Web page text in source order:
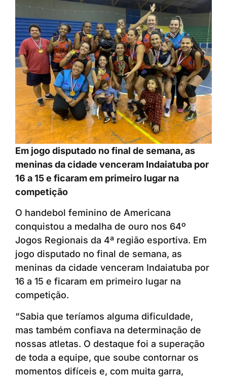
Em jogo disputado no final de semana, as
meninas da cidade venceram Indaiatuba por
16 a 15 e ficaram em primeiro lugar na
competição
O handebol feminino de Americana
conquistou a medalha de ouro nos 64º
Jogos Regionais da 4ª região esportiva. Em
jogo disputado no final de semana, as
meninas da cidade venceram Indaiatuba por
16 a 15 e ficaram em primeiro lugar na
competição.
“Sabia que teríamos alguma dificuldade,
mas também confiava na determinação de
nossas atletas. O destaque foi a superação
de toda a equipe, que soube contornar os
momentos difíceis e, com muita garra,